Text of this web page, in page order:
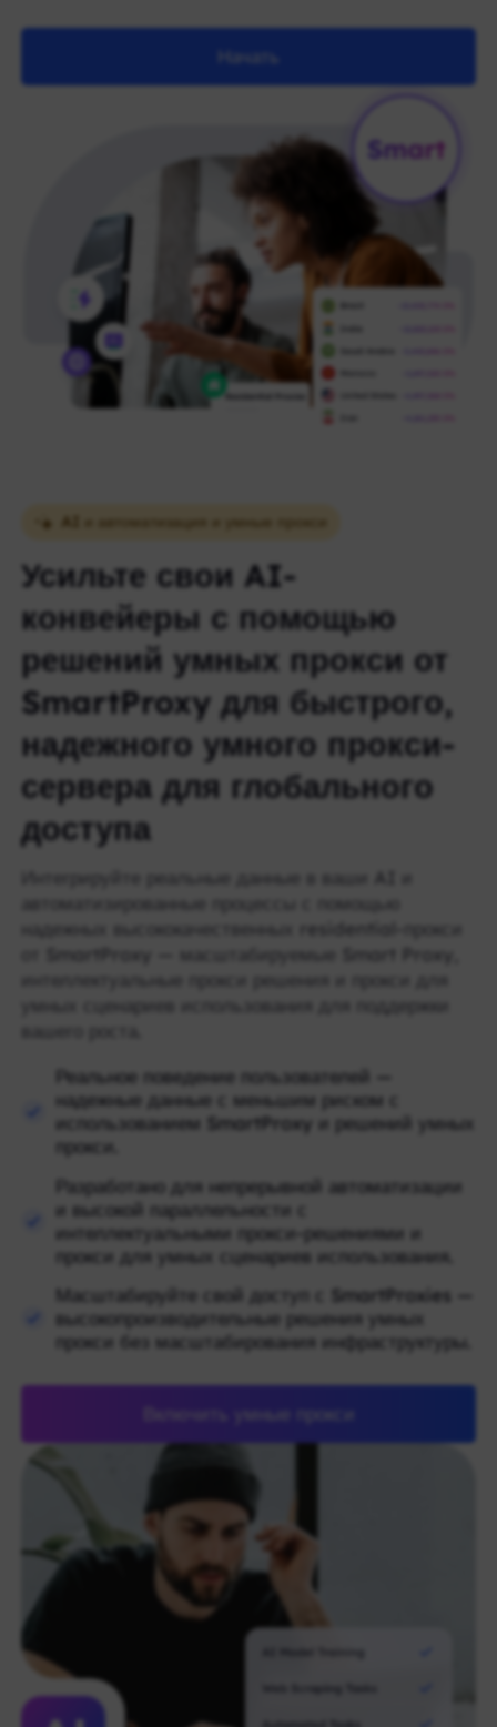
Начать
AI и автоматизация и умные прокси
Усильте свои AI-
конвейеры с помощью
решений умных прокси от
SmartProxy для быстрого,
надежного умного прокси-
сервера для глобального
доступа
Интегрируйте реальные данные в ваши AI и
автоматизированные процессы с помощью
надежных высококачественных residential-прокси
от SmartProxy — масштабируемые Smart Proxy,
интеллектуальные прокси решения и прокси для
умных сценариев использования для поддержки
Реальное поведение пользователей —
надежные данные с меньшим риском с
использованием SmartProxy и решений умных
прокси.
Разработано для непрерывной автоматизации
и высокой параллельности с
интеллектуальными прокси-решениями и
прокси для умных сценариев использования.
Масштабируйте свой доступ с SmartProxies —
высокопроизводительные решения умных
прокси без масштабирования инфраструктуры.
Включить умные прокси